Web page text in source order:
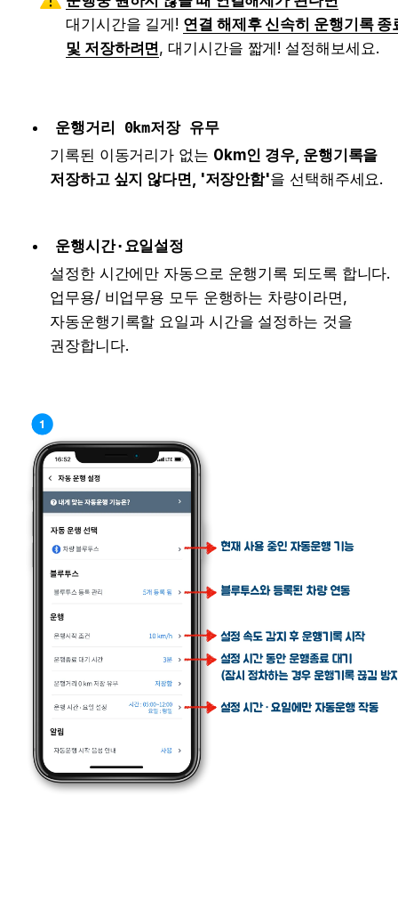
대기시간을 길게! 연결 해제후 신속히 운행기록 종
및 저장하려면, 대기시간을 짧게! 설정해보세요.
운행거리 0km저장 유무
기록된 이동거리가 없는 0km인 경우, 운행기록을
저장하고 싶지 않다면, '저장안함'을 선택해주세요.
운행시간·요일설정
설정한 시간에만 자동으로 운행기록 되도록 합니다.
업무용/ 비업무용 모두 운행하는 차량이라면,
자동운행기록할 요일과 시간을 설정하는 것을
권장합니다.